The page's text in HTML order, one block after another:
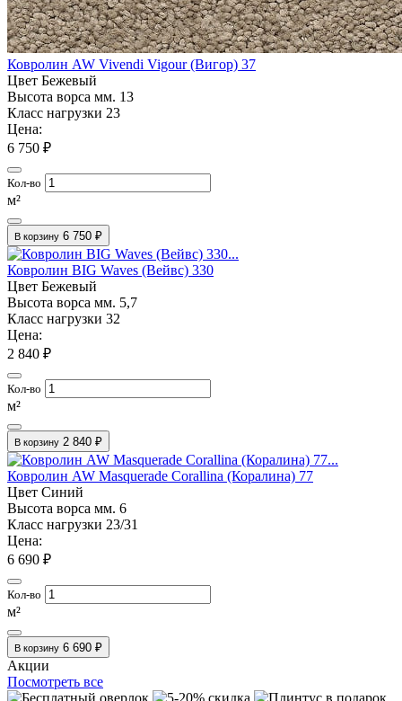
Ковролин AW Vivendi Vigour (Вигор) 37
Цвет Бежевый
Высота ворса мм. 13
Класс нагрузки 23
Цена:
6 750 ₽
Кол-во
м²
В корзину 6 750 ₽
Ковролин BIG Waves (Вейвс) 330
Цвет Бежевый
Высота ворса мм. 5,7
Класс нагрузки 32
Цена:
2 840 ₽
Кол-во
м²
В корзину 2 840 ₽
Ковролин AW Masquerade Corallina (Коралина) 77
Цвет Синий
Высота ворса мм. 6
Класс нагрузки 23/31
Цена:
6 690 ₽
Кол-во
м²
В корзину 6 690 ₽
Акции
Посмотреть все